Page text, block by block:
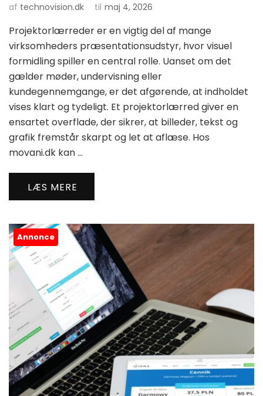
af technovision.dk til maj 4, 2026
Projektorlærreder er en vigtig del af mange
virksomheders præsentationsudstyr, hvor visuel
formidling spiller en central rolle. Uanset om det
gælder møder, undervisning eller
kundegennemgange, er det afgørende, at indholdet
vises klart og tydeligt. Et projektorlærred giver en
ensartet overflade, der sikrer, at billeder, tekst og
grafik fremstår skarpt og let at aflæse. Hos
movani.dk kan …
LÆS MERE
Annonce